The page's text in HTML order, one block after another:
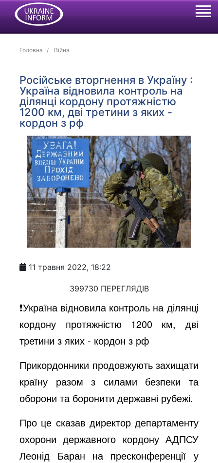
Головна Війна
Російське вторгнення в Україну :
Україна відновила контроль на
ділянці кордону протяжністю
1200 км, дві третини з яких -
кордон з рф
11 травня 2022, 18:22
399730 ПЕРЕГЛЯДІВ
❗️Україна відновила контроль на ділянці
кордону протяжністю 1200 км, дві
третини з яких - кордон з рф
Прикордонники продовжують захищати
країну разом з силами безпеки та
оборони та боронити державні рубежі.
Про це сказав директор департаменту
охорони державного кордону АДПСУ
Леонід Баран на пресконференції у